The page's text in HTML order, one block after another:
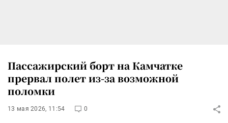
Пассажирский борт на Камчатке
прервал полет из-за возможной
поломки
13 мая 2026, 11:54 0